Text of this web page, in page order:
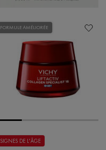
FORMULE AMÉLIORÉE
SIGNES DE L'ÂGE